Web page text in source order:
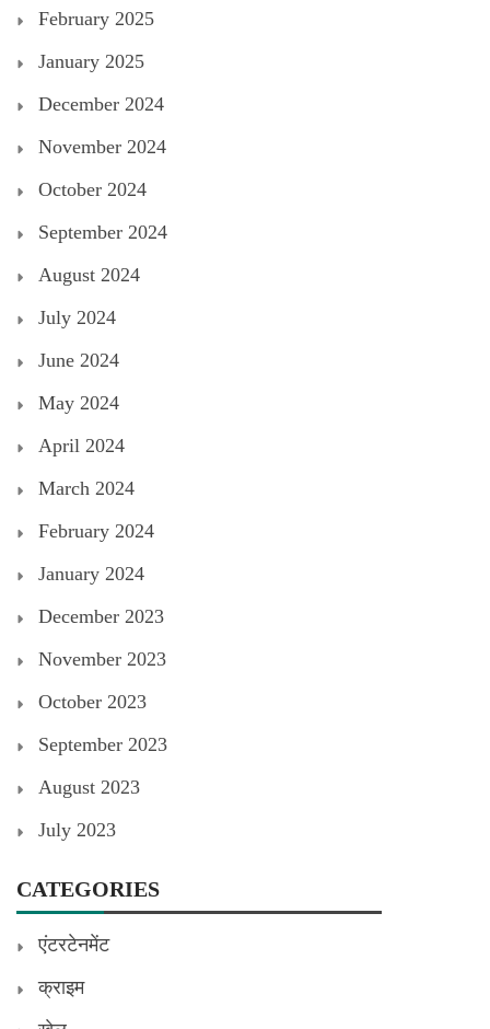
February 2025
January 2025
December 2024
November 2024
October 2024
September 2024
August 2024
July 2024
June 2024
May 2024
April 2024
March 2024
February 2024
January 2024
December 2023
November 2023
October 2023
September 2023
August 2023
July 2023
CATEGORIES
एंटरटेनमेंट
क्राइम